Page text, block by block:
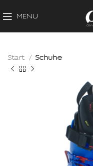
MENU
Start Schuhe